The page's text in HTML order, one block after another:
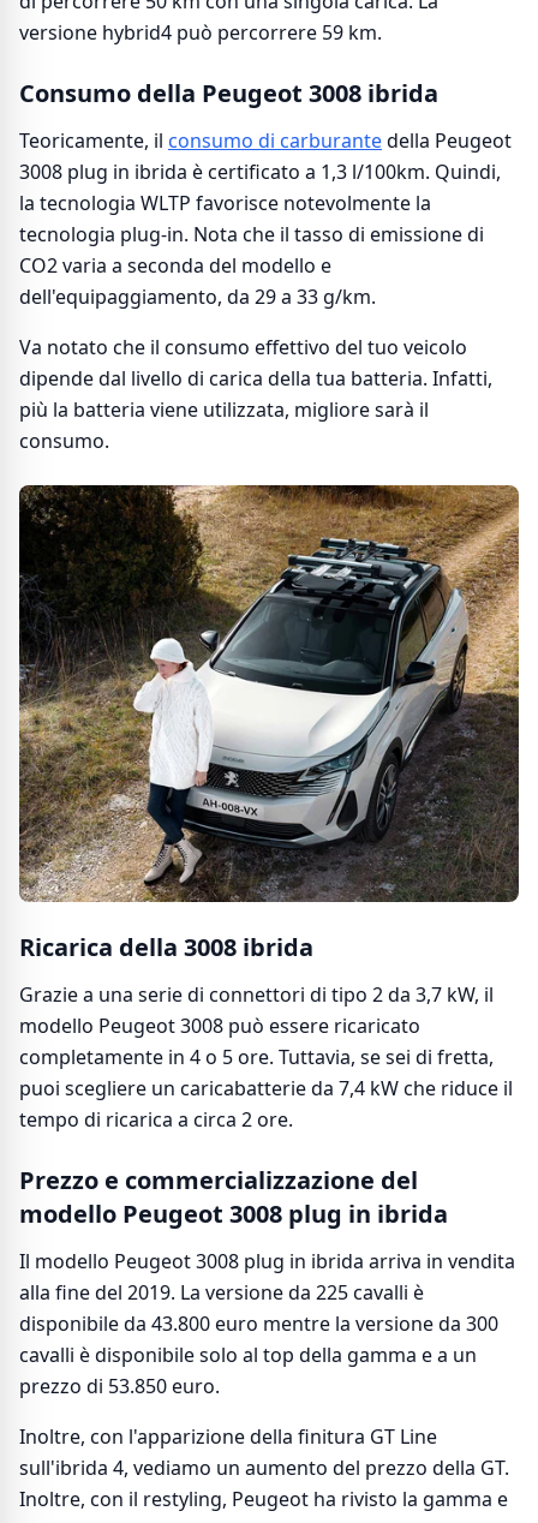
versione hybrid4 può percorrere 59 km.
Consumo della Peugeot 3008 ibrida
Teoricamente, il consumo di carburantedella Peugeot
3008 plug in ibrida è certificato a 1,3 l/100km. Quindi,
la tecnologia WLTP favorisce notevolmente la
tecnologia plug-in. Nota che il tasso di emissione di
CO2 varia a seconda del modello e
dell'equipaggiamento, da 29 a 33 g/km.
Va notato che il consumo effettivo del tuo veicolo
dipende dal livello di carica della tua batteria. Infatti,
più la batteria viene utilizzata, migliore sarà il
consumo.
Ricarica della 3008 ibrida
Grazie a una serie di connettori di tipo 2 da 3,7 kW, il
modello Peugeot 3008 può essere ricaricato
completamente in 4 o 5 ore. Tuttavia, se sei di fretta,
puoi scegliere un caricabatterie da 7,4 kW che riduce il
tempo di ricarica a circa 2 ore.
Prezzo e commercializzazione del
modello Peugeot 3008 plug in ibrida
Il modello Peugeot 3008 plug in ibrida arriva in vendita
alla fine del 2019. La versione da 225 cavalli è
disponibile da 43.800 euro mentre la versione da 300
cavalli è disponibile solo al top della gamma e a un
prezzo di 53.850 euro.
Inoltre, con l'apparizione della finitura GT Line
sull'ibrida 4, vediamo un aumento del prezzo della GT.
Inoltre, con il restyling, Peugeot ha rivisto la gamma e